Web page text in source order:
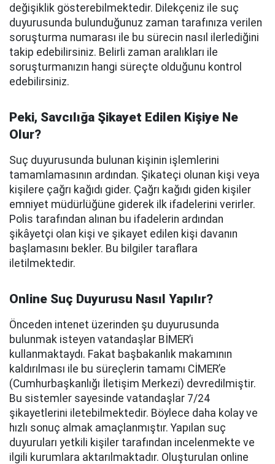
değişiklik gösterebilmektedir. Dilekçeniz ile suç
duyurusunda bulunduğunuz zaman tarafınıza verilen
soruşturma numarası ile bu sürecin nasıl ilerlediğini
takip edebilirsiniz. Belirli zaman aralıkları ile
soruşturmanızın hangi süreçte olduğunu kontrol
edebilirsiniz.
Peki, Savcılığa Şikayet Edilen Kişiye Ne
Olur?
Suç duyurusunda bulunan kişinin işlemlerini
tamamlamasının ardından. Şikateçi olunan kişi veya
kişilere çağrı kağıdı gider. Çağrı kağıdı giden kişiler
emniyet müdürlüğüne giderek ilk ifadelerini verirler.
Polis tarafından alınan bu ifadelerin ardından
şikâyetçi olan kişi ve şikayet edilen kişi davanın
başlamasını bekler. Bu bilgiler taraflara
iletilmektedir.
Online Suç Duyurusu Nasıl Yapılır?
Önceden intenet üzerinden şu duyurusunda
bulunmak isteyen vatandaşlar BİMER’i
kullanmaktaydı. Fakat başbakanlık makamının
kaldırılması ile bu süreçlerin tamamı CİMER’e
(Cumhurbaşkanlığı İletişim Merkezi) devredilmiştir.
Bu sistemler sayesinde vatandaşlar 7/24
şikayetlerini iletebilmektedir. Böylece daha kolay ve
hızlı sonuç almak amaçlanmıştır. Yapılan suç
duyuruları yetkili kişiler tarafından incelenmekte ve
ilgili kurumlara aktarılmaktadır. Oluşturulan online